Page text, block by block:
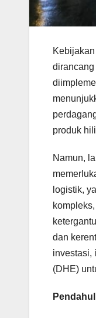
produk
Namun,
logistik,
dan
investasi,
(DHE)